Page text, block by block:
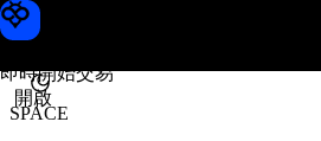
即時開始交易
開啟
Spacecoin 價格
SPACE